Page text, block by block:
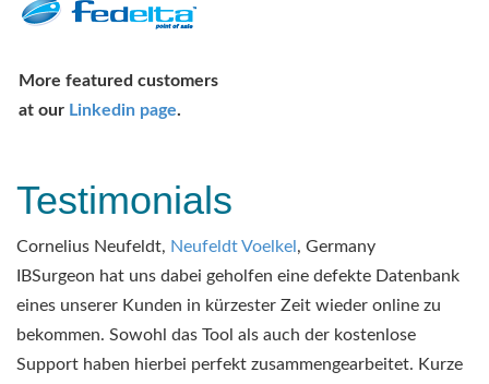
More featured customers
at our Linkedin page.
Testimonials
Cornelius Neufeldt, Neufeldt Voelkel , Germany
IBSurgeon hat uns dabei geholfen eine defekte Datenbank
eines unserer Kunden in kürzester Zeit wieder online zu
bekommen. Sowohl das Tool als auch der kostenlose
Support haben hierbei perfekt zusammengearbeitet. Kurze